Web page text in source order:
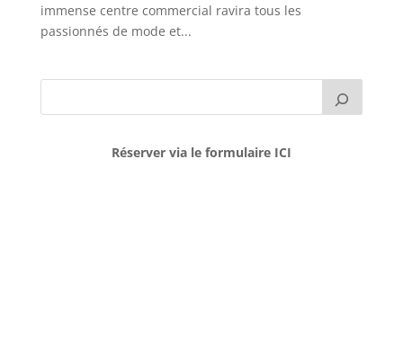
immense centre commercial ravira tous les
passionnés de mode et...
Réserver via le formulaire ICI